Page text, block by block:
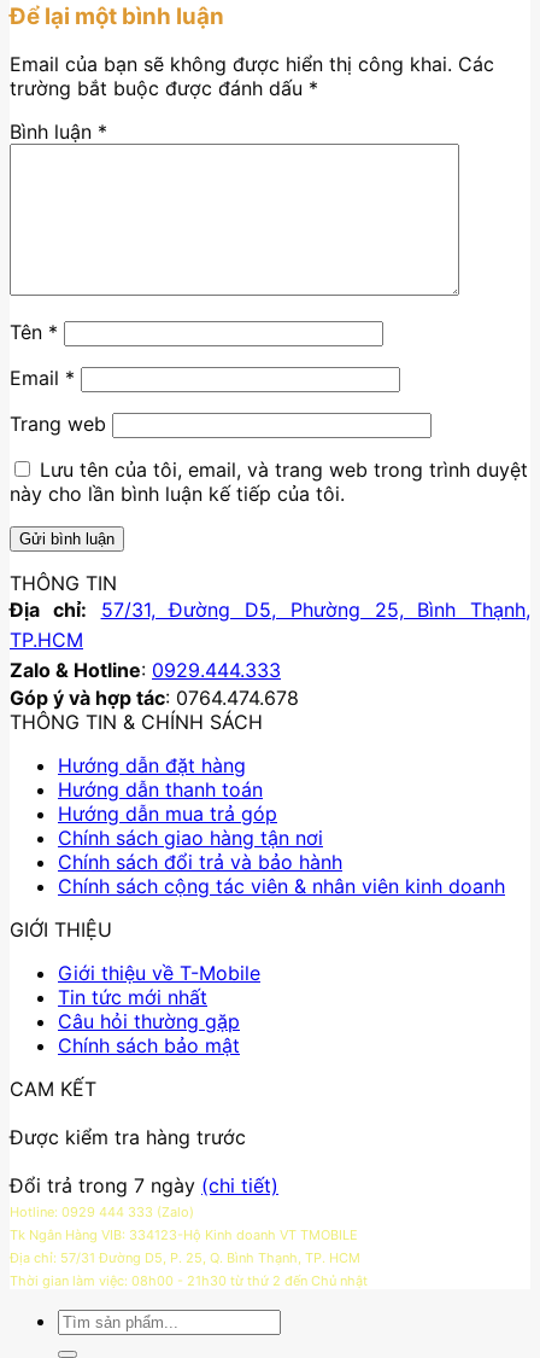
Để lại một bình luận
Email của bạn sẽ không được hiển thị công khai. Các
trường bắt buộc được đánh dấu *
Bình luận *
Tên *
Email *
Trang web
Lưu tên của tôi, email, và trang web trong trình duyệt
này cho lần bình luận kế tiếp của tôi.
THÔNG TIN
Địa chỉ:
57/31, Đường D5, Phường 25, Bình Thạnh,
TP.HCM
Zalo & Hotline: 0929.444.333
Góp ý và hợp tác: 0764.474.678
THÔNG TIN & CHÍNH SÁCH
Hướng dẫn đặt hàng
Hướng dẫn thanh toán
Hướng dẫn mua trả góp
Chính sách giao hàng tận nơi
Chính sách đổi trả và bảo hành
Chính sách cộng tác viên & nhân viên kinh doanh
GIỚI THIỆU
Giới thiệu về T-Mobile
Tin tức mới nhất
Câu hỏi thường gặp
Chính sách bảo mật
CAM KẾT
Được kiểm tra hàng trước
Đổi trả trong 7 ngày (chi tiết)
Hotline: 0929 444 333 (Zalo)
Tk Ngân Hàng VIB: 334123-Hộ Kinh doanh VT TMOBILE
Địa chỉ: 57/31 Đường D5, P. 25, Q. Bình Thạnh, TP. HCM
Thời gian làm việc: 08h00 - 21h30 từ thứ 2 đến Chủ nhật
Tìm